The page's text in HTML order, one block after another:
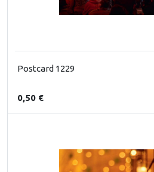
Postcard 1229
0,50 €